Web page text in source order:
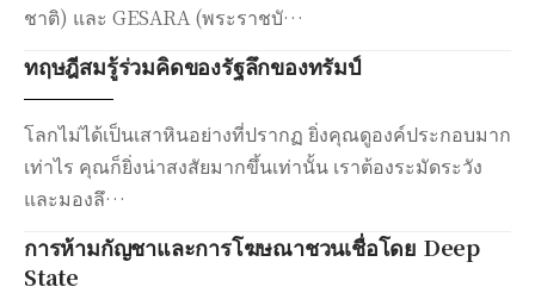
ชาติ) และ GESARA (พระราชบั…
ทฤษฎีสมรู้ร่วมคิดของรัฐลึกของทรัมป์
โลกไม่ได้เป็นเสาหินอย่างที่ปรากฏ ยิ่งคุณดูองค์ประกอบมาก
เท่าไร คุณก็ยิ่งน่าสงสัยมากขึ้นเท่านั้น เราต้องระมัดระวัง
และมองลึ…
การห้ามกัญชาและการโฆษณาชวนเชื่อโดย Deep
State